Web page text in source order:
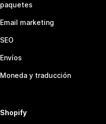
paquetes
Email marketing
SEO
Envíos
Moneda y traducción
Shopify